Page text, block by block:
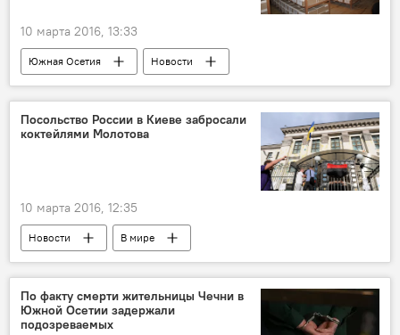
10 марта 2016, 13:33
Южная Осетия Новости
Посольство России в Киеве забросали
коктейлями Молотова
10 марта 2016, 12:35
Новости В мире
По факту смерти жительницы Чечни в
Южной Осетии задержали
подозреваемых